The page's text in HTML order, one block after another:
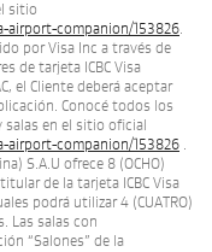
sitio
airport-companion/153826
por Visa Inc a través de
de tarjeta ICBC Visa
el Cliente deberá aceptar
Conocé todos los
salas en el sitio oficial
airport-companion/153826
S.A.U ofrece 8 (OCHO)
de la tarjeta ICBC Visa
podrá utilizar 4 (CUATRO)
Las salas con
“Salones” de la